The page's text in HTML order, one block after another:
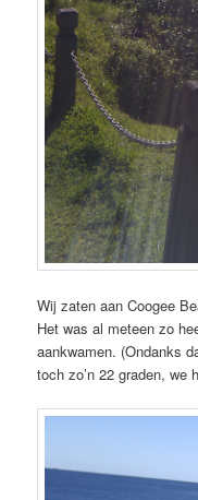
Wij zaten aan Coogee
Het was al meteen zo
aankwamen. (Ondanks
toch zo’n 22 graden, we